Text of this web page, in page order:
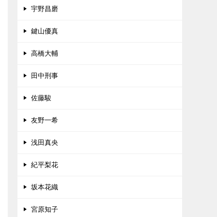
宇野昌磨
鍵山優真
高橋大輔
田中刑事
佐藤駿
友野一希
浅田真央
紀平梨花
坂本花織
宮原知子